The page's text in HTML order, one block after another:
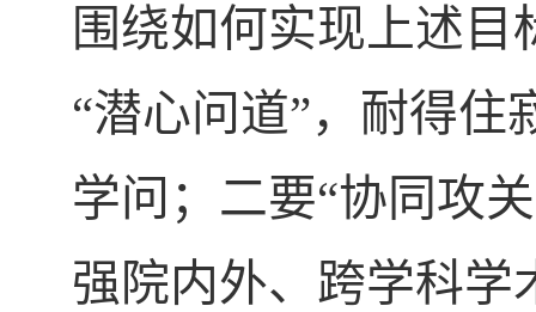
围绕如何实现上述
“潜心问道”，耐得
学问；二要“协同攻
强院内外、跨学科学